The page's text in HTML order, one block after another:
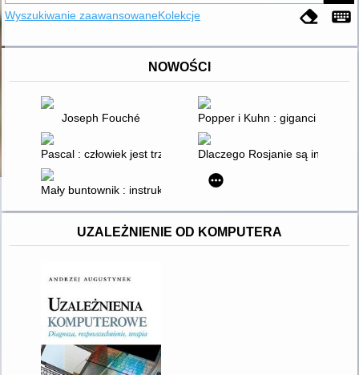
Wyszukiwanie zaawansowaneKolekcje
NOWOŚCI
Joseph Fouché Popper i Kuhn : giganci filozofii
Pascal : człowiek jest trzciną myślącąDlaczego Rosjanie są inni? :
Mały buntownik : instrukcja obsługi : kiedy kryzys jest
UZALEŻNIENIE OD KOMPUTERA